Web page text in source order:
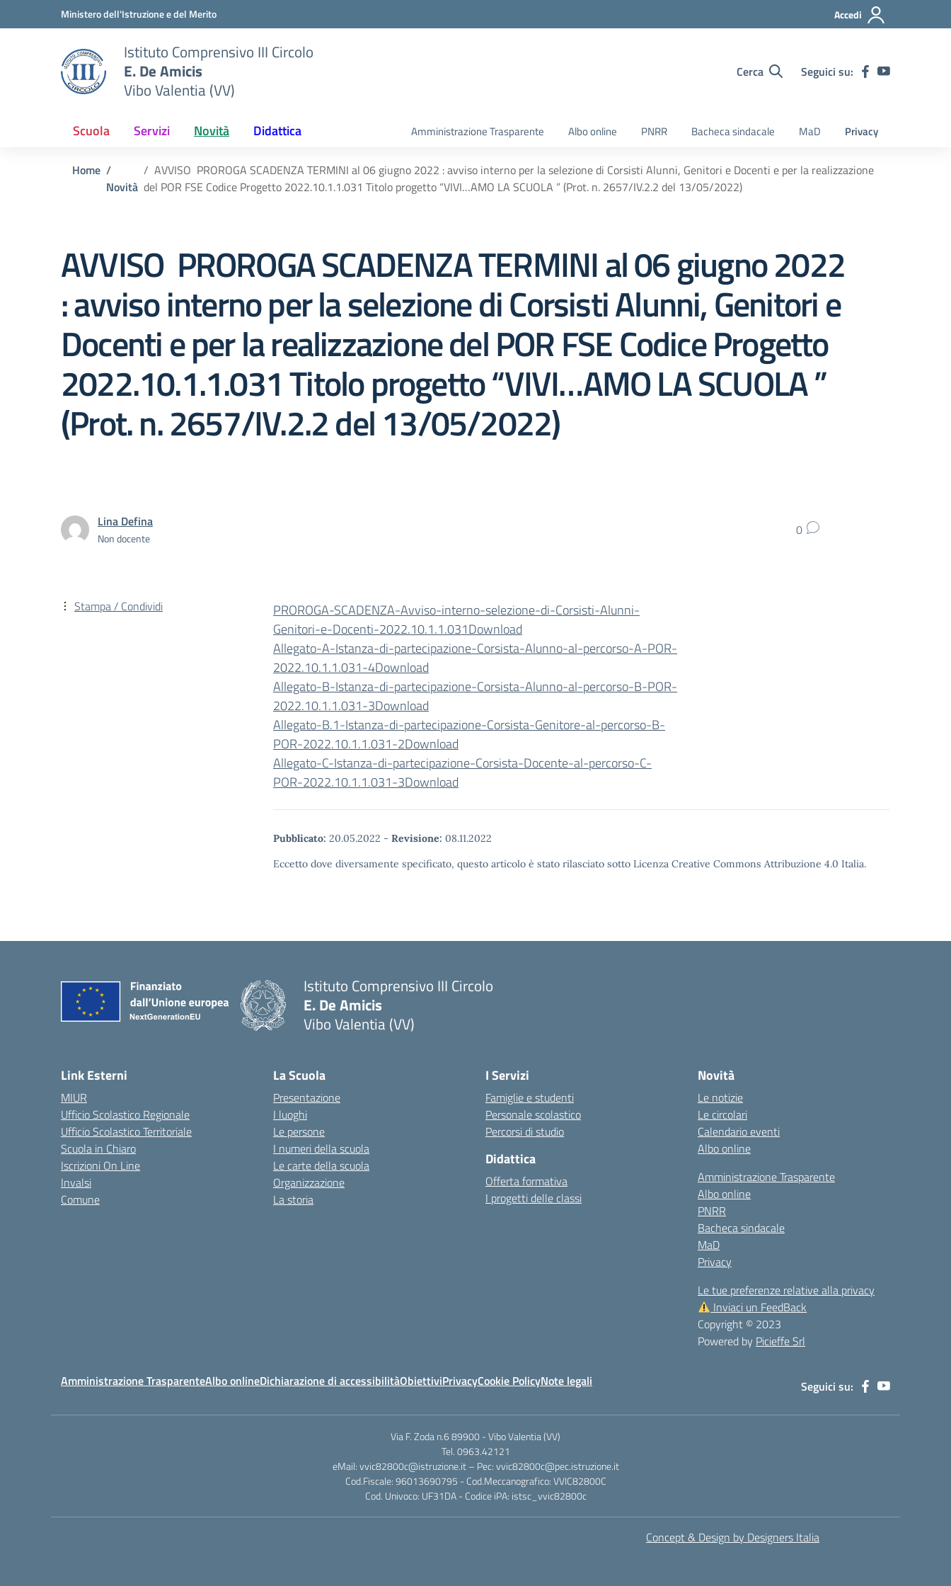
Vai ai contenuti
Vai al menu di navigazioneMinistero dell'Istruzione e del Merito Accedi
Istituto Comprensivo III Circolo
E. De Amicis
Vibo Valentia (VV)
Cerca Seguici su:
Scuola Servizi Novità Didattica Amministrazione Trasparente Albo online PNRR Bacheca sindacale MaD Privacy
Home
Novità
AVVISO PROROGA SCADENZA TERMINI al 06 giugno 2022 : avviso interno per la selezione di Corsisti Alunni, Genitori e Docenti e per la realizzazione
del POR FSE Codice Progetto 2022.10.1.1.031 Titolo progetto “VIVI…AMO LA SCUOLA ” (Prot. n. 2657/IV.2.2 del 13/05/2022)
AVVISO PROROGA SCADENZA TERMINI al 06 giugno 2022
: avviso interno per la selezione di Corsisti Alunni, Genitori e
Docenti e per la realizzazione del POR FSE Codice Progetto
2022.10.1.1.031 Titolo progetto “VIVI…AMO LA SCUOLA ”
(Prot. n. 2657/IV.2.2 del 13/05/2022)
Lina Defina
Non docente 0
PROROGA-SCADENZA-Avviso-interno-selezione-di-Corsisti-Alunni-
Genitori-e-Docenti-2022.10.1.1.031Download
Allegato-A-Istanza-di-partecipazione-Corsista-Alunno-al-percorso-A-POR-
2022.10.1.1.031-4Download
Allegato-B-Istanza-di-partecipazione-Corsista-Alunno-al-percorso-B-POR-
2022.10.1.1.031-3Download
Allegato-B.1-Istanza-di-partecipazione-Corsista-Genitore-al-percorso-B-
POR-2022.10.1.1.031-2Download
Allegato-C-Istanza-di-partecipazione-Corsista-Docente-al-percorso-C-
POR-2022.10.1.1.031-3Download
Pubblicato: 20.05.2022 - Revisione: 08.11.2022
Eccetto dove diversamente specificato, questo articolo è stato rilasciato sotto Licenza Creative Commons Attribuzione 4.0 Italia.
Stampa / Condividi
Istituto Comprensivo III Circolo
E. De Amicis
Vibo Valentia (VV)
Link Esterni
MIUR
Ufficio Scolastico Regionale
Ufficio Scolastico Territoriale
Scuola in Chiaro
Iscrizioni On Line
Invalsi
Comune
La Scuola
Presentazione
I luoghi
Le persone
I numeri della scuola
Le carte della scuola
Organizzazione
La storia
I Servizi
Famiglie e studenti
Personale scolastico
Percorsi di studio
Didattica
Offerta formativa
I progetti delle classi
Novità
Le notizie
Le circolari
Calendario eventi
Albo online
Amministrazione Trasparente
Albo online
PNRR
Bacheca sindacale
MaD
Privacy
Le tue preferenze relative alla privacy
Inviaci un FeedBack
Copyright © 2023
Powered by Picieffe Srl
Amministrazione TrasparenteAlbo onlineDichiarazione di accessibilitàObiettiviPrivacyCookie PolicyNote legali Seguici su:
Via F. Zoda n.6 89900 - Vibo Valentia (VV)
Tel. 0963.42121
eMail: vvic82800c@istruzione.it – Pec: vvic82800c@pec.istruzione.it
Cod.Fiscale: 96013690795 - Cod.Meccanografico: VVIC82800C
Cod. Univoco: UF31DA - Codice iPA: istsc_vvic82800c
Concept & Design by Designers Italia